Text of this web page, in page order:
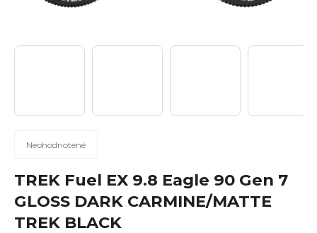
Priemerné
produktu
je
0,0
z
Neohodnotené
TREK Fuel EX 9.8 Eagle 90 Gen 7
GLOSS DARK CARMINE/MATTE
TREK BLACK
?
Hľadať